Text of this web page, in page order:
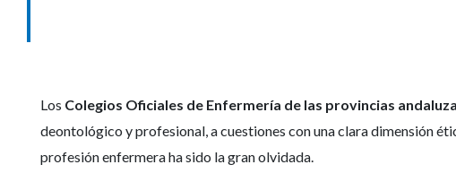
Los Colegios Oficiales de Enfermería de las provincias
deontológico y profesional, a cuestiones con una clara dimensión
profesión enfermera ha sido la gran olvidada.